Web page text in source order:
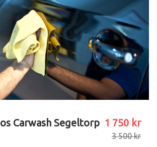
Carwash Segeltorp 1 750 kr
3 500 kr